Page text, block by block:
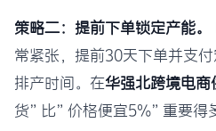
策略二：提前下单锁定产能。
常紧张，提前30天下单并支
排产时间。在华强北跨境电商
货”比”价格便宜5%”重要得